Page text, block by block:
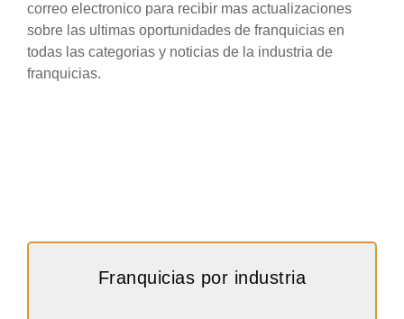
correo electronico para recibir mas actualizaciones
sobre las ultimas oportunidades de franquicias en
todas las categorias y noticias de la industria de
franquicias.
Franquicias por industria